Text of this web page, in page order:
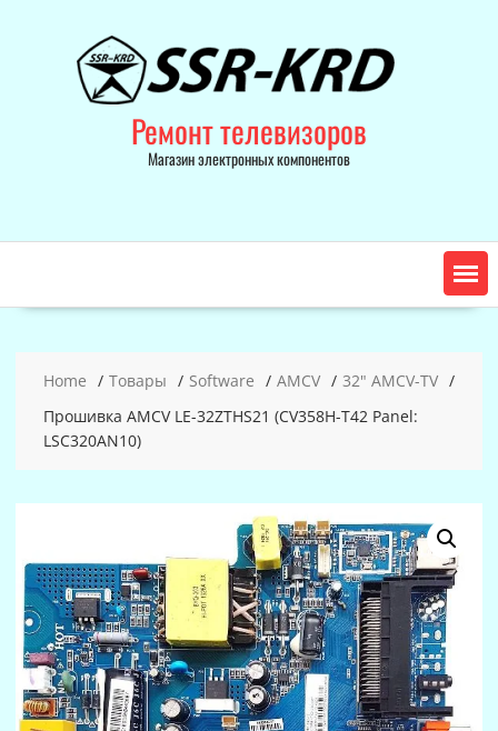
Ремонт телевизоров
Магазин электронных компонентов
Home Товары Software AMCV
32" AMCV-TV
Прошивка AMCV LE-32ZTHS21 (CV358H-T42 Panel:
LSC320AN10)